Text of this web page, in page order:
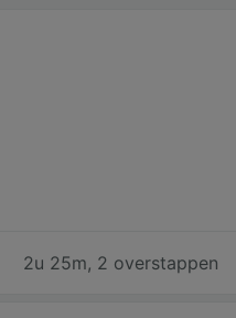
2u 25m, 2 overstappen